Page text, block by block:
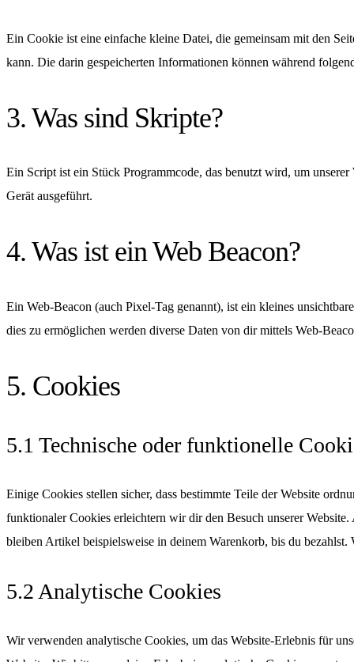
Ein Cookie ist eine einfache kleine Datei, die gemeinsam mit den
kann. Die darin gespeicherten Informationen können während
3. Was sind Skripte?
Ein Script ist ein Stück Programmcode, das benutzt wird, um
Gerät ausgeführt.
4. Was ist ein Web Beacon?
Ein Web-Beacon (auch Pixel-Tag genannt), ist ein kleines
dies zu ermöglichen werden diverse Daten von dir mittels Web-
5. Cookies
5.1 Technische oder funktionelle
Einige Cookies stellen sicher, dass bestimmte Teile der Website
funktionaler Cookies erleichtern wir dir den Besuch unserer
bleiben Artikel beispielsweise in deinem Warenkorb, bis du
5.2 Analytische Cookies
Wir verwenden analytische Cookies, um das Website-Erlebnis für